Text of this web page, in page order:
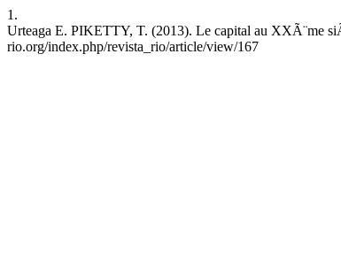
1.
Urteaga E. PIKETTY, T. (2013). Le capital au XXÃ¨me
rio.org/index.php/revista_rio/article/view/167